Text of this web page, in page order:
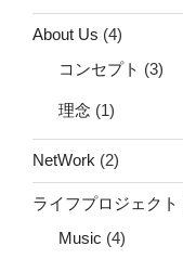
シ
ョ
About Us (4)
コンセプト (3)
理念 (1)
NetWork (2)
ライフプロジェクト
Music (4)